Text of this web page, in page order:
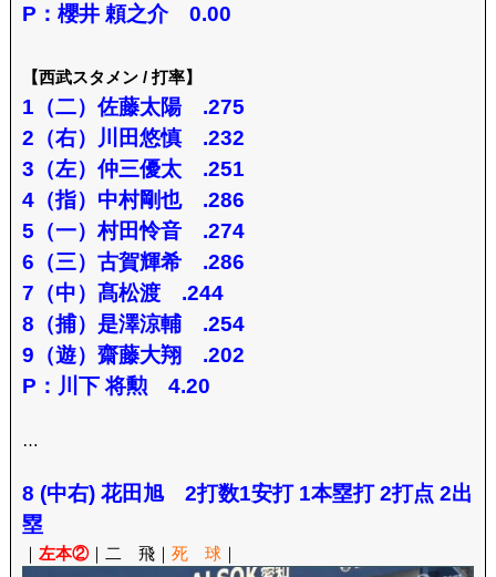
P：櫻井 頼之介 0.00
【西武スタメン / 打率】
1（二）佐藤太陽 .275
2（右）川田悠慎 .232
3（左）仲三優太 .251
4（指）中村剛也 .286
5（一）村田怜音 .274
6（三）古賀輝希 .286
7（中）髙松渡 .244
8（捕）是澤涼輔 .254
9（遊）齋藤大翔 .202
P：川下 将勲 4.20
…
8 (中右) 花田旭 2打数1安打 1本塁打 2打点 2出
塁
｜ 左本②｜二 飛｜ 死 球｜